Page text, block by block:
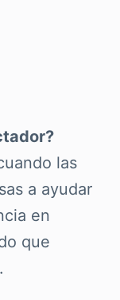
las
a ayudar
en
que